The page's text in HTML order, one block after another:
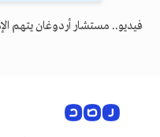
فيديو.. مستشار أردوغان يتهم